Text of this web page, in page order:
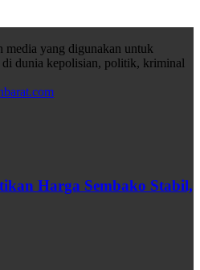
media yang digunakan untuk
di dunia kepolisian, politik, kriminal
Harga Sembako Stabil,